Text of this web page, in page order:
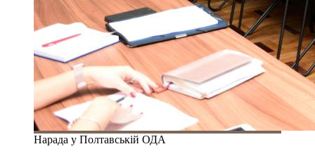
Нарада у Полтавській ОДА